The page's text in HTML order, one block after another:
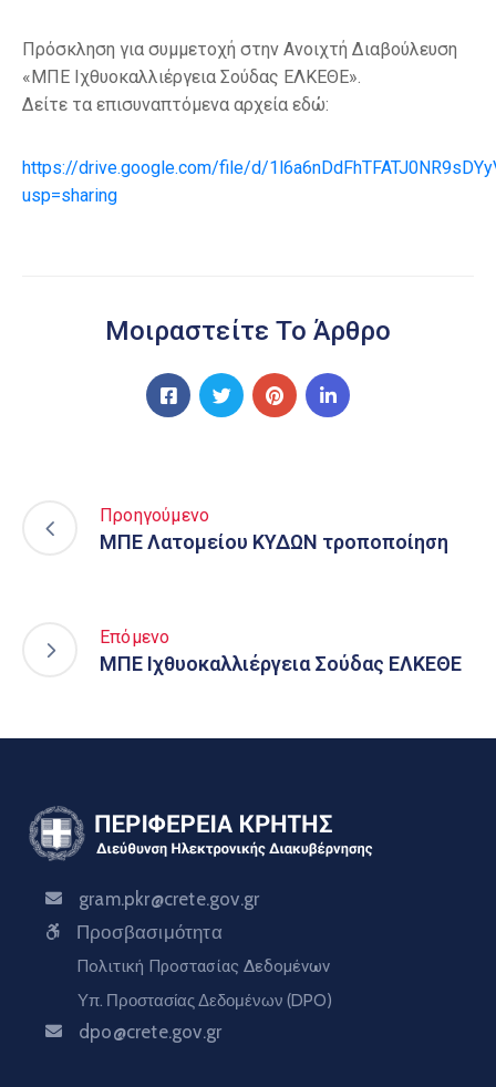
Πρόσκληση για συμμετοχή στην Ανοιχτή Διαβούλευση
«ΜΠΕ Ιχθυοκαλλιέργεια Σούδας ΕΛΚΕΘΕ».
Δείτε τα επισυναπτόμενα αρχεία εδώ:
https://drive.google.com/file/d/
usp=sharing
Μοιραστείτε Το Άρθρο
Προηγούμενο
ΜΠΕ Λατομείου ΚΥΔΩΝ τροποποίηση
Επόμενο
ΜΠΕ Ιχθυοκαλλιέργεια Σούδας ΕΛΚΕΘΕ
gram.pkr@crete.gov.gr
Προσβασιμότητα
Πολιτική Προστασίας Δεδομένων
Υπ. Προστασίας Δεδομένων (DPO)
dpo@crete.gov.gr